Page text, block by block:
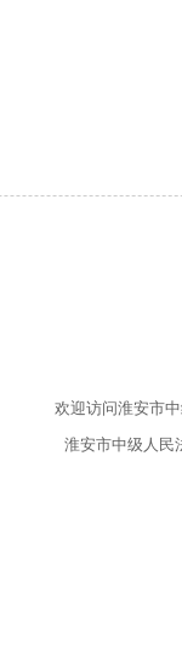
欢迎访问淮安市
淮安市中级人